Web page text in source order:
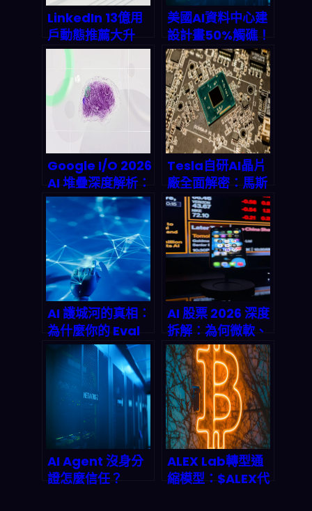
LinkedIn 13億用
戶動態推薦大升
級：一個LLM取代
5個傳統模型，
2027年AI推薦市
場將衝破25億美
美國AI資料中心建
設計畫50%觸礁！
電力荒與變壓器斷
鏈如何癱瘓兆美元
產能？
Google I/O 2026
AI 堆疊深度解析：
沒寫過程式也能打
造 AI 代理
Tesla自研AI晶片
廠全面解密：馬斯
克砸20億美元打造
TeraFab，如何
顛覆半導體供應
鏈？
AI 護城河的真相：
為什麼你的 Eval
Data 才是 2026
年最被低估的競爭
壁壘？
AI 股票 2026 深度
拆解：為何微軟、
NVIDIA、
Alphabet 能在牛
市之外持續印鈔？
AI Agent 沒身分
證怎麼信任？
ALEX Lab轉型通
縮模型：$ALEX代